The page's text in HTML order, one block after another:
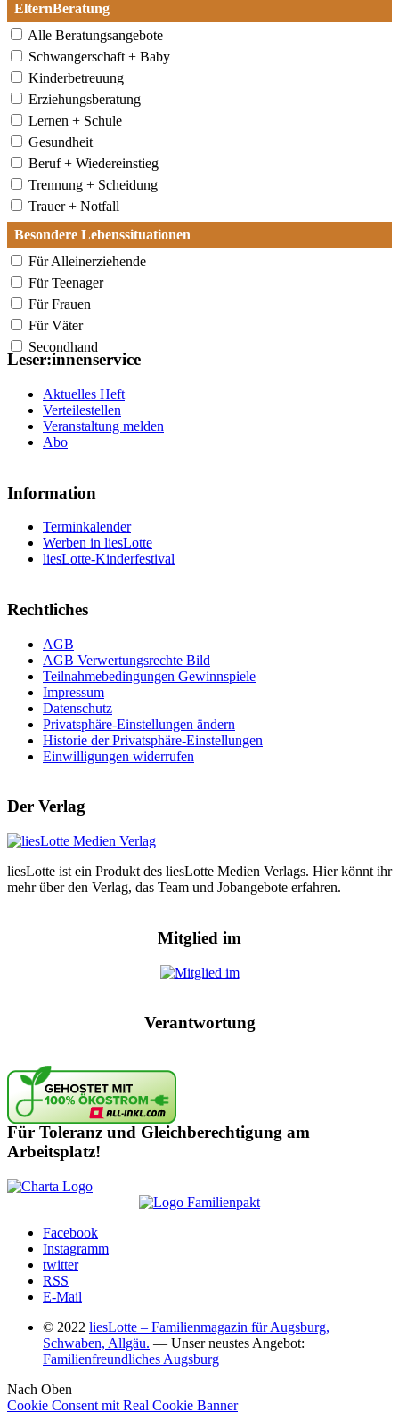
ElternBeratung
Alle Beratungsangebote
Schwangerschaft + Baby
Kinderbetreuung
Erziehungsberatung
Lernen + Schule
Gesundheit
Beruf + Wiedereinstieg
Trennung + Scheidung
Trauer + Notfall
Besondere Lebenssituationen
Für Alleinerziehende
Für Teenager
Für Frauen
Für Väter
Secondhand
Leser:innenservice
Aktuelles Heft
Verteilestellen
Veranstaltung melden
Abo
Information
Terminkalender
Werben in liesLotte
liesLotte-Kinderfestival
Rechtliches
AGB
AGB Verwertungsrechte Bild
Teilnahmebedingungen Gewinnspiele
Impressum
Datenschutz
Privatsphäre-Einstellungen ändern
Historie der Privatsphäre-Einstellungen
Einwilligungen widerrufen
Der Verlag
liesLotte ist ein Produkt des liesLotte Medien Verlags. Hier könnt ihr
mehr über den Verlag, das Team und Jobangebote erfahren.
Mitglied im
Verantwortung
Für Toleranz und Gleichberechtigung am
Arbeitsplatz!
Facebook
Instagramm
twitter
RSS
E-Mail
© 2022 liesLotte – Familienmagazin für Augsburg,
Schwaben, Allgäu. — Unser neustes Angebot:
Familienfreundliches Augsburg
Nach Oben
Cookie Consent mit Real Cookie Banner